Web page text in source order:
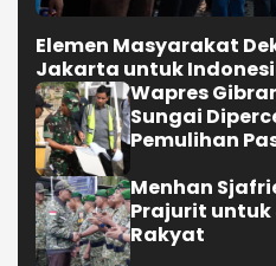
Elemen Masyarakat
Jakarta untuk
Wapres
Sungai
Pemulihan
Menhan
Prajurit
Rakyat